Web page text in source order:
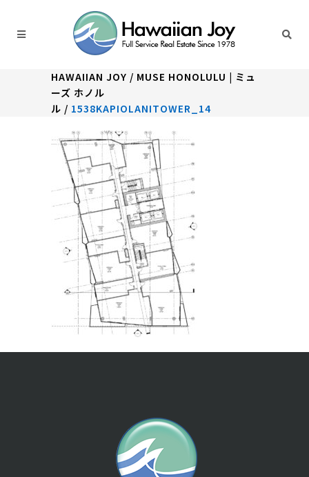
HAWAIIAN JOY / MUSE HONOLULU | ミュ
ーズ ホノル
ル / 1538KAPIOLANITOWER_14